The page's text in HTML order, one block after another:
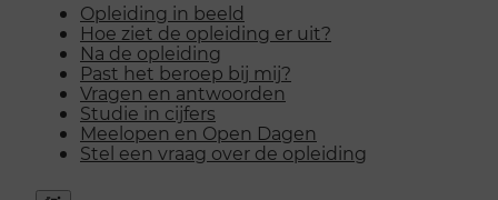
Opleiding in beeld
Hoe ziet de opleiding er uit?
Na de opleiding
Past het beroep bij mij?
Vragen en antwoorden
Studie in cijfers
Meelopen en Open Dagen
Stel een vraag over de opleiding